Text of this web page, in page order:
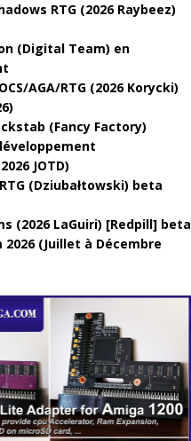
RTG (2026 Raybeez)
(Digital Team) en
AGA/RTG (2026 Korycki)
(Fancy Factory)
JOTD)
(Dziubałtowski) beta
(2026 LaGuiri) [Redpill] beta
(Juillet à Décembre